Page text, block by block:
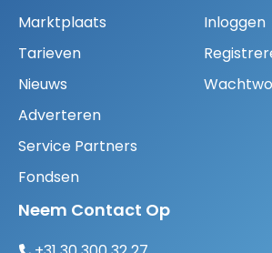
Marktplaats
Tarieven
Nieuws
Adverteren
Service Partners
Fondsen
Inloggen
Neem Contact Op